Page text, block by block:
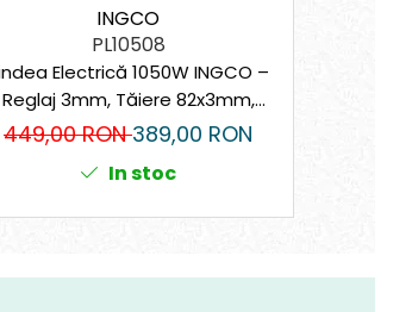
INGCO
PL10508
Electrică 1050W INGCO –
Reglaj 3mm, Tăiere 82x3mm,
16.000 rpm
449,00 RON389,00 RON
In stoc